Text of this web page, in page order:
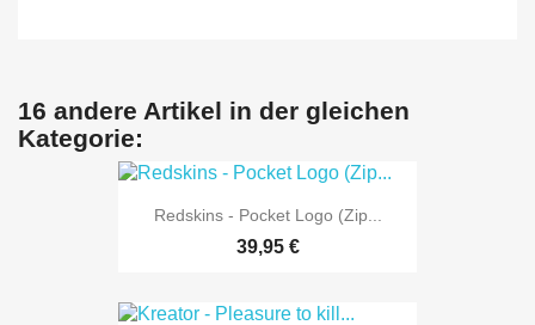
16 andere Artikel in der gleichen
Kategorie:
Redskins - Pocket Logo (Zip...
39,95 €